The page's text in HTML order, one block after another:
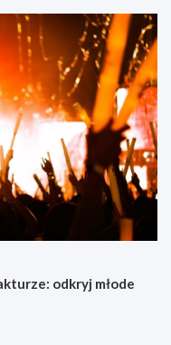
odkryj młode